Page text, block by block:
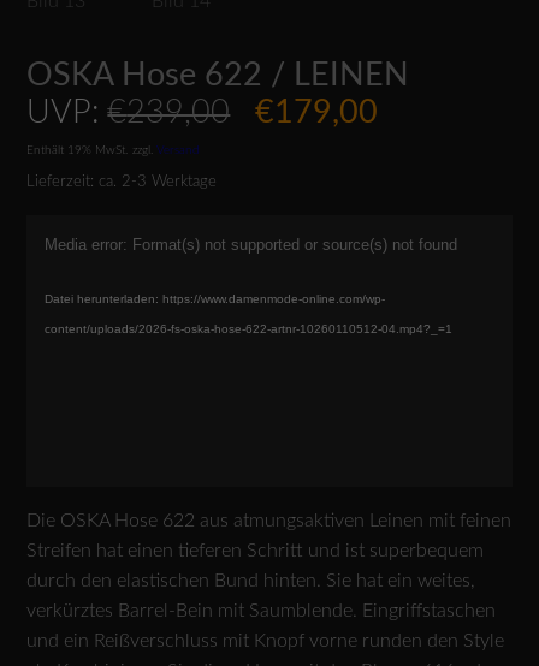
OSKA Hose 622 / LEINEN
UVP: €239,00
Ursprünglicher
€179,00Aktueller
Enthält 19% MwSt. zzgl.Versand
Lieferzeit: ca. 2-3 Werktage
Media error: Format(s) not supported or source(s) not found
Datei herunterladen: https://www.damenmode-online.com/wp-
content/uploads/2026-fs-oska-hose-622-artnr-10260110512-04.mp4?_=1
Die OSKA Hose 622 aus atmungsaktiven Leinen mit feinen
Streifen hat einen tieferen Schritt und ist superbequem
durch den elastischen Bund hinten. Sie hat ein weites,
verkürztes Barrel-Bein mit Saumblende. Eingriffstaschen
und ein Reißverschluss mit Knopf vorne runden den Style